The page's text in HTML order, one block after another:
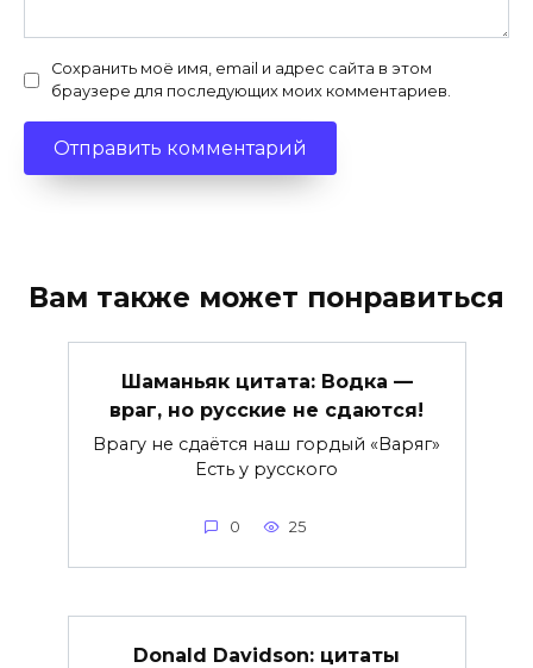
Сохранить моё имя, email и адрес сайта в этом
браузере для последующих моих комментариев.
Вам также может понравиться
Шаманьяк цитата: Водка —
враг, но русские не сдаются!
Врагу не сдаётся наш гордый «Варяг»
Есть у русского
0 25
Donald Davidson: цитаты